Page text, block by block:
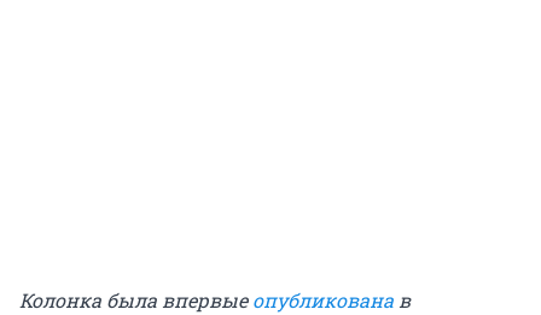
Колонка была впервыеопубликована в